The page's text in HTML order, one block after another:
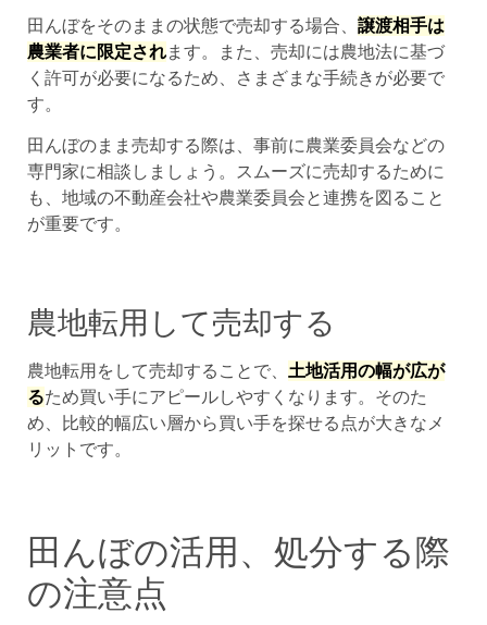
田んぼをそのままの状態で売却する場合、 譲渡相手は
農業者に限定されます。また、売却には農地法に基づ
く許可が必要になるため、さまざまな手続きが必要で
す。
田んぼのまま売却する際は、事前に農業委員会などの
専門家に相談しましょう。スムーズに売却するために
も、地域の不動産会社や農業委員会と連携を図ること
が重要です。
農地転用して売却する
農地転用をして売却することで、 土地活用の幅が広が
るため買い手にアピールしやすくなります。そのた
め、比較的幅広い層から買い手を探せる点が大きなメ
リットです。
田んぼの活用、処分する際
の注意点